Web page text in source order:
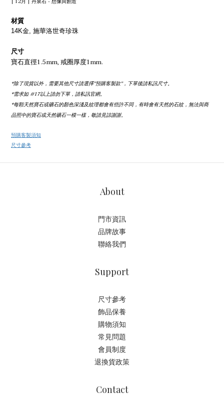
材質
14K金, 施華洛世奇珍珠
尺寸
寶石直徑1.5mm, 戒圈厚度1mm.
*除了現貨以外，需要其他尺寸請選擇''預購客製款''，下單後請私訊尺寸。
*需求如 #17以上請勿下單，請私訊官網。
*每顆天然寶石或礦石的顏色深淺及紋理都會有些許不同，有時會有天然的石紋，無法與商
品照中的寶石或天然礦石一模一樣，敬請見諒謝謝。
預購客製須知
尺寸參考
About
門市資訊
品牌故事
聯絡我們
Support
尺寸參考
飾品保養
購物須知
常見問題
會員制度
退換貨政策
Contact